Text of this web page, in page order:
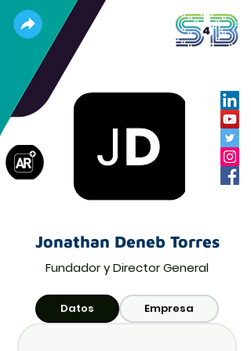
Jonathan Deneb Torres
Fundador y Director General
Datos Empresa